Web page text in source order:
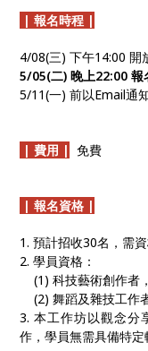
| 報名時程 |
4/08(三) 下午14:00 開
5/05(二) 晚上22:00 報
5/11(一) 前以Email通
| 費用 | 免費
| 報名資格 |
1. 預計招收30名，需資
2. 學員資格：
(1) 科技藝術創作者
(2) 舞蹈及雜技工作
3. 本工作坊以觀念分
作，學員無需具備特定